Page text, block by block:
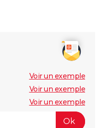
Voir un exemple
Voir un exemple
Voir un exemple